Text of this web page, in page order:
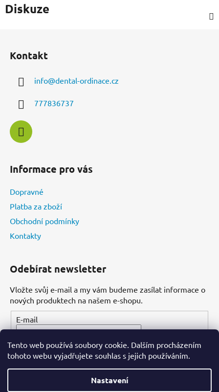
Tento web používá soubory cookie. Dalším procházením
tohoto webu vyjadřujete souhlas s jejich používáním.
Nastavení
Diskuze
Kontakt
info@dental-ordinace.cz
777836737
Informace pro vás
Dopravné
Platba za zboží
Obchodní podmínky
Kontakty
Odebírat newsletter
Vložte svůj e-mail a my vám budeme zasílat informace o
nových produktech na našem e-shopu.
E-mail
PŘIHLÁSIT SE